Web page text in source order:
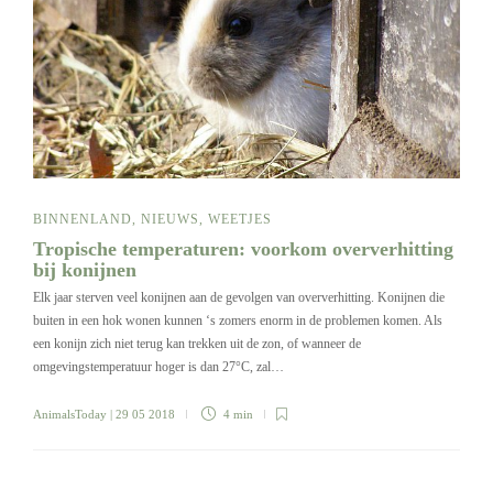
BINNENLAND, NIEUWS, WEETJES
Tropische temperaturen: voorkom oververhitting
bij konijnen
Elk jaar sterven veel konijnen aan de gevolgen van oververhitting. Konijnen die
buiten in een hok wonen kunnen ‘s zomers enorm in de problemen komen. Als
een konijn zich niet terug kan trekken uit de zon, of wanneer de
omgevingstemperatuur hoger is dan 27°C, zal…
AnimalsToday | 29 05 2018 4 min